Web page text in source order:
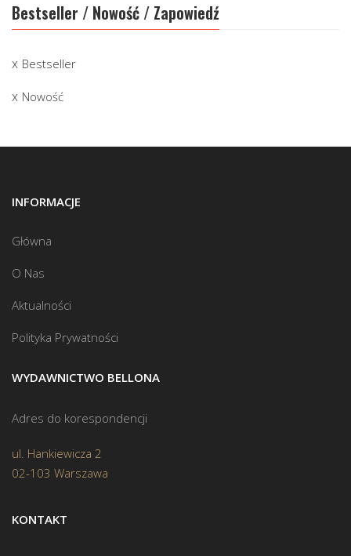
Bestseller / Nowość / Zapowiedź
Bestseller
Nowość
INFORMACJE
Główna
O Nas
Aktualności
Polityka Prywatności
WYDAWNICTWO BELLONA
Adres do korespondencji
ul. Hankiewicza 2
02-103 Warszawa
KONTAKT